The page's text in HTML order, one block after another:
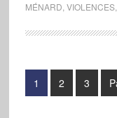
MÉNARD VIOLENCES,
1 2 3